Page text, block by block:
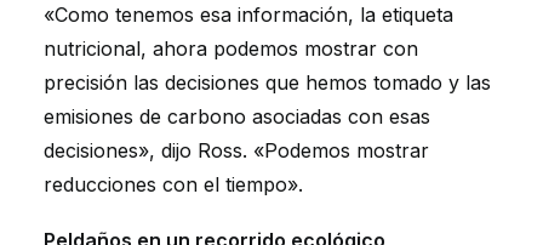
«Como tenemos esa información, la etiqueta
nutricional, ahora podemos mostrar con
precisión las decisiones que hemos tomado y las
emisiones de carbono asociadas con esas
decisiones», dijo Ross. «Podemos mostrar
reducciones con el tiempo».
Peldaños en un recorrido ecológico